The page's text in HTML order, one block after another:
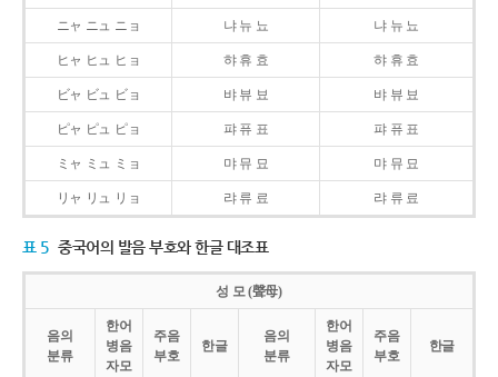
ニャ ニュ ニョ 냐 뉴 뇨 냐 뉴 뇨
ヒャ ヒュ ヒョ 햐 휴 효 햐 휴 효
ビャ ビュ ビョ 뱌 뷰 뵤 뱌 뷰 뵤
ピャ ピュ ピョ 퍄 퓨 표 퍄 퓨 표
ミャ ミュ ミョ 먀 뮤 묘 먀 뮤 묘
リャ リュ リョ 랴 류 료 랴 류 료
표 5 중국어의 발음 부호와 한글 대조표
성 모 (聲母)
음의
분류
한어
병음
자모
주음
부호
한글
음의
분류
한어
병음
자모
주음
부호
한글